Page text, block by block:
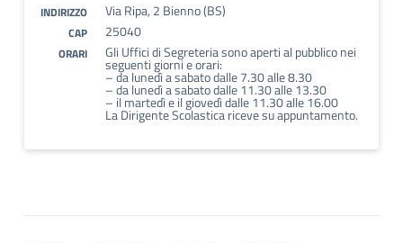
INDIRIZZO Via Ripa, 2 Bienno (BS)
CAP 25040
ORARI Gli Uffici di Segreteria sono aperti al pubblico nei
seguenti giorni e orari:
– da lunedì a sabato dalle 7.30 alle 8.30
– da lunedì a sabato dalle 11.30 alle 13.30
– il martedì e il giovedì dalle 11.30 alle 16.00
La Dirigente Scolastica riceve su appuntamento.